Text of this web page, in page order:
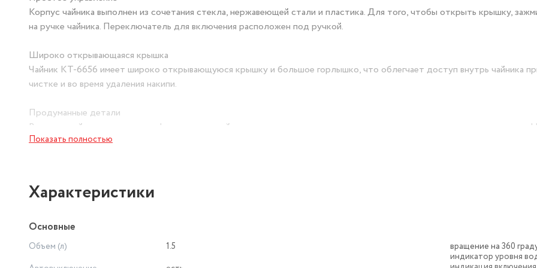
Корпус чайника выполнен из сочетания стекла, нержавеющей стали и пластика. Для того, чтобы открыть крышку,
на ручке чайника. Переключатель для включения расположен под ручкой.
Широко открывающаяся крышка
Чайник КТ-6656 имеет широко открывающуюся крышку и большое горлышко, что облегчает доступ внутрь чайника
чистке и во время удаления накипи.
Продуманные детали
В носике чайника расположен фильтр, который задерживает частички накипи и предотвращает их попадание в чашку. На
прозрачную часть чайника нанесена удобная мерная шкала.
При включении чайника по периметру дна загорается синяя подсветка, которая является индикатором работы и
красиво подсвечивает кипящую воду.
Без лишних проводов
Подставка с центральным контактом даёт возможность располагать на ней чайник в любом положении, обеспечивая
360°. Снизу имеется отсек для хранения шнура, в который можно смотать излишки шнура электропитания, чтобы он не
Показать полностью
Характеристики
Основные
Объем (л)
1.5
вращение на 360
индикатор уровня